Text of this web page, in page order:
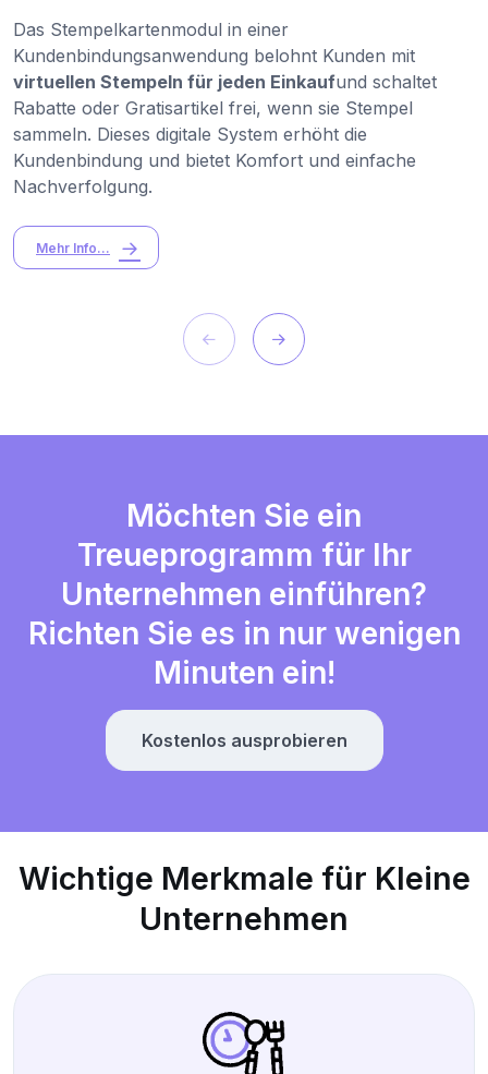
Das Stempelkartenmodul in einer
Kundenbindungsanwendung belohnt Kunden mit
virtuellen Stempeln für jeden Einkaufund schaltet
Rabatte oder Gratisartikel frei, wenn sie Stempel
sammeln. Dieses digitale System erhöht die
Kundenbindung und bietet Komfort und einfache
Nachverfolgung.
Mehr Info...
Möchten Sie ein
Treueprogramm für Ihr
Unternehmen einführen?
Richten Sie es in nur wenigen
Minuten ein!
Kostenlos ausprobieren
Wichtige Merkmale für Kleine
Unternehmen